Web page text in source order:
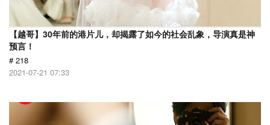
【越哥】30年前的港片儿，却揭露了如今的社会乱象，导演真是神
预言！
# 218
2021-07-21 07:33